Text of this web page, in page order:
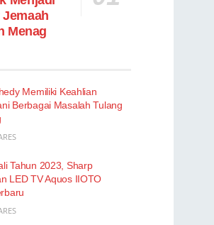
Menag
Memiliki Keahlian
Berbagai Masalah Tulang
Tahun 2023, Sharp
LED TV Aquos IIOTO